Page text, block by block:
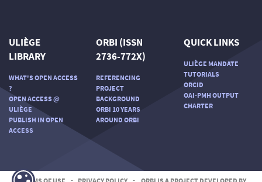
ULIÈGE
LIBRARY
WHAT'S OPEN ACCESS
?
OPEN ACCESS @
ULIÈGE
PUBLISH IN OPEN
ACCESS
ORBI (ISSN
2736-772X)
REFERENCING
PROJECT
BACKGROUND
ORBI 10 YEARS
AROUND ORBI
QUICK LINKS
ULIÈGE MANDATE
TUTORIALS
ORCID
OAI-PMH OUTPUT
CHARTER
TERMS OF USE - PRIVACY POLICY - ORBI IS A PROJECT DEVELOPED BY